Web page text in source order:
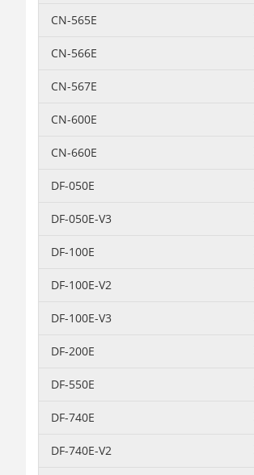
CN-565E
CN-566E
CN-567E
CN-600E
CN-660E
DF-050E
DF-050E-V3
DF-100E
DF-100E-V2
DF-100E-V3
DF-200E
DF-550E
DF-740E
DF-740E-V2